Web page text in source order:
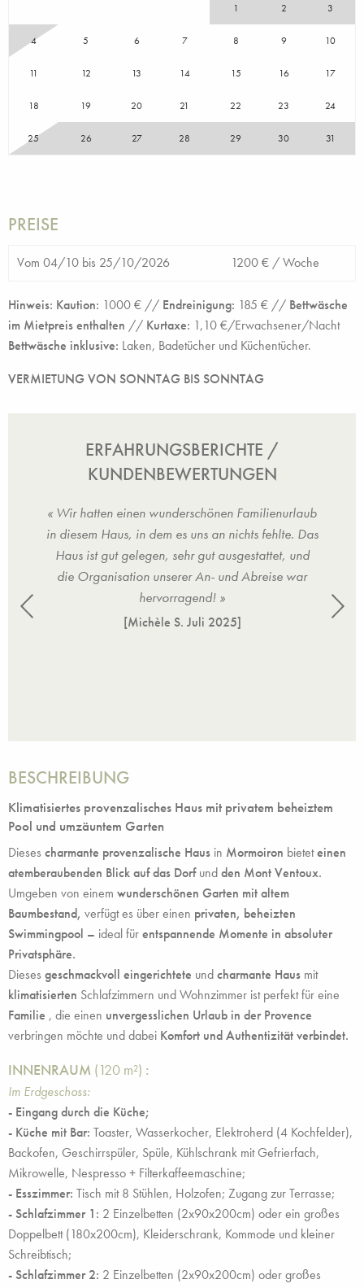
1 2 3
4 5 6 7 8 9 10
11 12 13 14 15 16 17
18 19 20 21 22 23 24
25 26 27 28 29 30 31
PREISE
Vom 04/10 bis 25/10/2026 1200 € /Woche
Hinweis: Kaution: 1000 € // Endreinigung: 185 € // Bettwäsche
im Mietpreis enthalten // Kurtaxe: 1,10 €/Erwachsener/Nacht
Bettwäsche inklusive: Laken, Badetücher und Küchentücher.
VERMIETUNG VON SONNTAG BIS SONNTAG
ERFAHRUNGSBERICHTE /
KUNDENBEWERTUNGEN
« Wir hatten einen wunderschönen Familienurlaub
in diesem Haus, in dem es uns an nichts fehlte. Das
Haus ist gut gelegen, sehr gut ausgestattet, und
die Organisation unserer An- und Abreise war
hervorragend! »
[Michèle S. Juli 2025]
BESCHREIBUNG
Klimatisiertes provenzalisches Haus mit privatem beheiztem
Pool und umzäuntem Garten
Dieses charmante provenzalische Haus in Mormoiron bieteteinen
atemberaubenden Blick auf das Dorfundden Mont Ventoux.
Umgeben von einem wunderschönen Garten mit altem
Baumbestand, verfügt es über einen privaten, beheizten
Swimmingpool – ideal fürentspannende Momente in absoluter
Privatsphäre.
Dieses geschmackvoll eingerichtete undcharmante Haus mit
klimatisierten Schlafzimmern und Wohnzimmer ist perfekt für eine
Familie , die einen unvergesslichen Urlaub in der Provence
verbringen möchte und dabei Komfort und Authentizität verbindet.
INNENRAUM (120 m²) :
Im Erdgeschoss:
- Eingang durch die Küche;
- Küche mit Bar: Toaster, Wasserkocher, Elektroherd (4 Kochfelder),
Backofen, Geschirrspüler, Spüle, Kühlschrank mit Gefrierfach,
Mikrowelle, Nespresso + Filterkaffeemaschine;
- Esszimmer: Tisch mit 8 Stühlen, Holzofen; Zugang zur Terrasse;
- Schlafzimmer 1: 2 Einzelbetten (2x90x200cm) oder ein großes
Doppelbett (180x200cm), Kleiderschrank, Kommode und kleiner
Schreibtisch;
- Schlafzimmer 2: 2 Einzelbetten (2x90x200cm) oder großes